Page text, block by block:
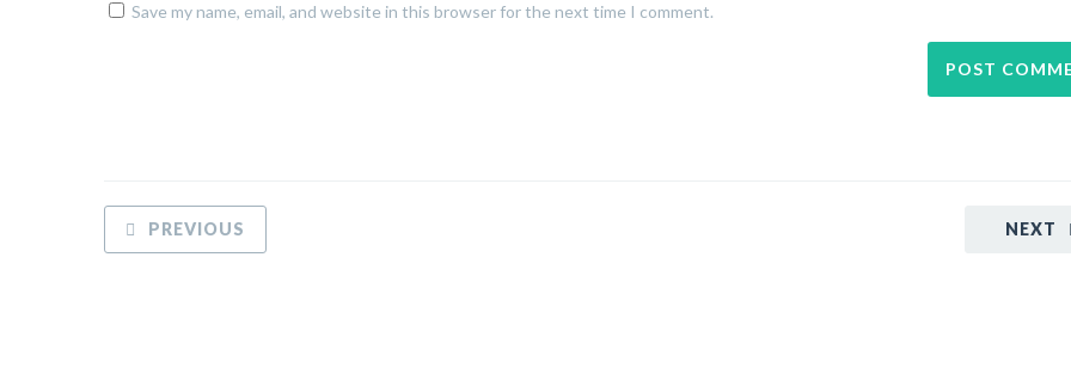
Save my name, email, and website in this browser for the next time I comment.
NEXT
PREVIOUS